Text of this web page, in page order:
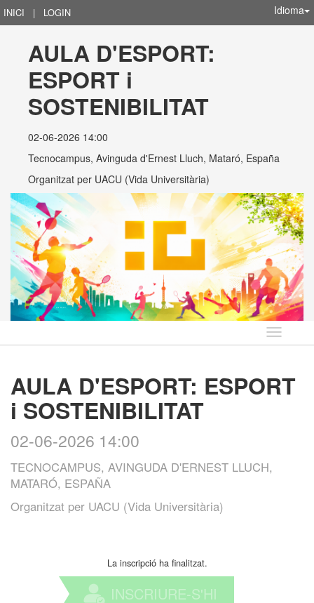
INICI | LOGIN Idioma
AULA D'ESPORT:
ESPORT i
SOSTENIBILITAT
02-06-2026 14:00
Tecnocampus, Avinguda d'Ernest Lluch, Mataró, España
Organitzat per UACU (Vida Universitària)
Idioma
AULA D'ESPORT: ESPORT
i SOSTENIBILITAT
02-06-2026 14:00
TECNOCAMPUS, AVINGUDA D'ERNEST LLUCH,
MATARÓ, ESPAÑA
Organitzat per UACU (Vida Universitària)
La inscripció ha finalitzat.
INSCRIURE-S'HI